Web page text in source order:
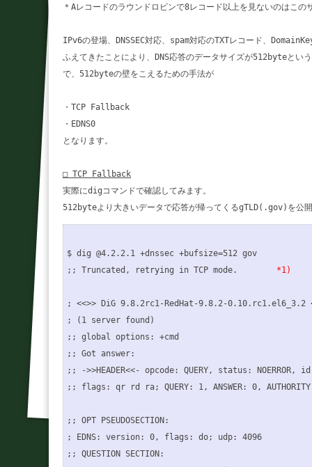
＊Aレコードのラウンドロビンで8レコード以上を見ないのはこの
IPv6の登場、DNSSEC対応、spam対応のTXTレコード、
ふえてきたことにより、DNS応答のデータサイズが512byteとい
で、512byteの壁をこえるための手法が
・TCP Fallback
・EDNS0
となります。
□ TCP Fallback
実際にdigコマンドで確認してみます。
$ dig @4.2.2.1 +dnssec +bufsize=512 gov
;; Truncated, retrying in TCP mode. *1)
; <<>> DiG 9.8.2rc1-RedHat-9.8.2-0.10.rc1.el6_3.2
; (1 server found)
;; global options: +cmd
;; Got answer:
;; ->>HEADER<<- opcode: QUERY, status: NOERROR,
;; flags: qr rd ra; QUERY: 1, ANSWER: 0,
;; OPT PSEUDOSECTION:
; EDNS: version: 0, flags: do; udp: 4096
;; QUESTION SECTION: